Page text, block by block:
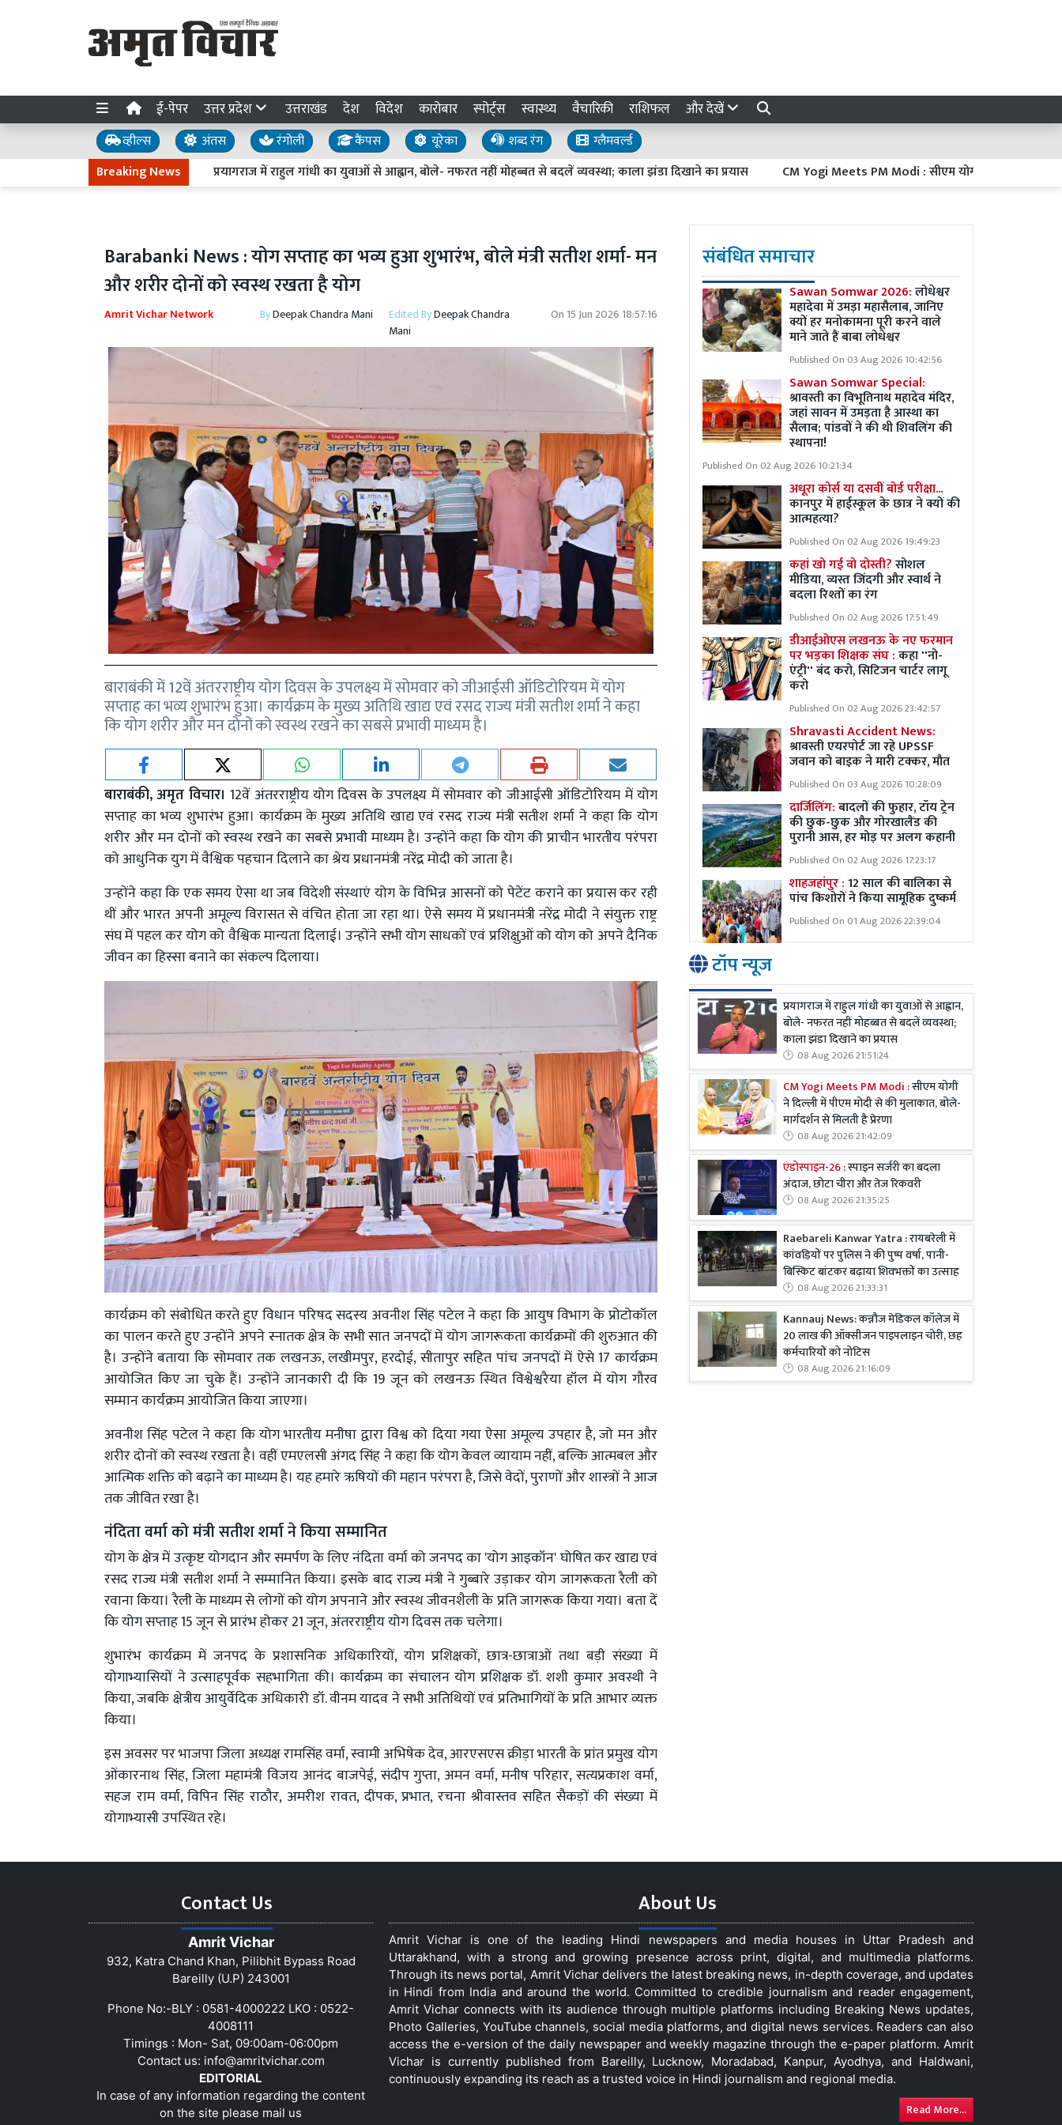
ई-पेपर उत्तर प्रदेश उत्तराखंड देश विदेश कारोबार स्पोर्ट्स स्वास्थ्य वैचारिकी राशिफल और देखें
व्हील्स अंतस रंगोली कैंपस यूरेका शब्द रंग
ग्लैमवर्ल्ड
Breaking Newsप्रयागराज में राहुल गांधी का युवाओं से आह्वान, बोले- नफरत नहीं मोहब्बत से बदलें व्यवस्था; काला झंडा दिखाने का प्रयास CM Yogi Meets PM Modi : सीएम योगी ने दिल्ली में पीएम मोदी से
Barabanki News : योग सप्ताह का भव्य हुआ शुभारंभ, बोले मंत्री सतीश शर्मा- मन
और शरीर दोनों को स्वस्थ रखता है योग
Amrit Vichar Network ByDeepak Chandra Mani Edited ByDeepak Chandra
Mani
On 15 Jun 2026 18:57:16
बाराबंकी में 12वें अंतरराष्ट्रीय योग दिवस के उपलक्ष्य में सोमवार को जीआईसी ऑडिटोरियम में योग
सप्ताह का भव्य शुभारंभ हुआ। कार्यक्रम के मुख्य अतिथि खाद्य एवं रसद राज्य मंत्री सतीश शर्मा ने कहा
कि योग शरीर और मन दोनों को स्वस्थ रखने का सबसे प्रभावी माध्यम है।
बाराबंकी, अमृत विचार। 12वें अंतरराष्ट्रीय योग दिवस के उपलक्ष्य में सोमवार को जीआईसी ऑडिटोरियम में योग
सप्ताह का भव्य शुभारंभ हुआ। कार्यक्रम के मुख्य अतिथि खाद्य एवं रसद राज्य मंत्री सतीश शर्मा ने कहा कि योग
शरीर और मन दोनों को स्वस्थ रखने का सबसे प्रभावी माध्यम है। उन्होंने कहा कि योग की प्राचीन भारतीय परंपरा
को आधुनिक युग में वैश्विक पहचान दिलाने का श्रेय प्रधानमंत्री नरेंद्र मोदी को जाता है।
उन्होंने कहा कि एक समय ऐसा था जब विदेशी संस्थाएं योग के विभिन्न आसनों को पेटेंट कराने का प्रयास कर रही
थीं और भारत अपनी अमूल्य विरासत से वंचित होता जा रहा था। ऐसे समय में प्रधानमंत्री नरेंद्र मोदी ने संयुक्त राष्ट्र
संघ में पहल कर योग को वैश्विक मान्यता दिलाई। उन्होंने सभी योग साधकों एवं प्रशिक्षुओं को योग को अपने दैनिक
जीवन का हिस्सा बनाने का संकल्प दिलाया।
कार्यक्रम को संबोधित करते हुए विधान परिषद सदस्य अवनीश सिंह पटेल ने कहा कि आयुष विभाग के प्रोटोकॉल
का पालन करते हुए उन्होंने अपने स्नातक क्षेत्र के सभी सात जनपदों में योग जागरूकता कार्यक्रमों की शुरुआत की
है। उन्होंने बताया कि सोमवार तक लखनऊ, लखीमपुर, हरदोई, सीतापुर सहित पांच जनपदों में ऐसे 17 कार्यक्रम
आयोजित किए जा चुके हैं। उन्होंने जानकारी दी कि 19 जून को लखनऊ स्थित विश्वेश्वरैया हॉल में योग गौरव
सम्मान कार्यक्रम आयोजित किया जाएगा।
अवनीश सिंह पटेल ने कहा कि योग भारतीय मनीषा द्वारा विश्व को दिया गया ऐसा अमूल्य उपहार है, जो मन और
शरीर दोनों को स्वस्थ रखता है। वहीं एमएलसी अंगद सिंह ने कहा कि योग केवल व्यायाम नहीं, बल्कि आत्मबल और
आत्मिक शक्ति को बढ़ाने का माध्यम है। यह हमारे ऋषियों की महान परंपरा है, जिसे वेदों, पुराणों और शास्त्रों ने आज
तक जीवित रखा है।
नंदिता वर्मा को मंत्री सतीश शर्मा ने किया सम्मानित
योग के क्षेत्र में उत्कृष्ट योगदान और समर्पण के लिए नंदिता वर्मा को जनपद का 'योग आइकॉन' घोषित कर खाद्य एवं
रसद राज्य मंत्री सतीश शर्मा ने सम्मानित किया। इसके बाद राज्य मंत्री ने गुब्बारे उड़ाकर योग जागरूकता रैली को
रवाना किया। रैली के माध्यम से लोगों को योग अपनाने और स्वस्थ जीवनशैली के प्रति जागरूक किया गया। बता दें
कि योग सप्ताह 15 जून से प्रारंभ होकर 21 जून, अंतरराष्ट्रीय योग दिवस तक चलेगा।
शुभारंभ कार्यक्रम में जनपद के प्रशासनिक अधिकारियों, योग प्रशिक्षकों, छात्र-छात्राओं तथा बड़ी संख्या में
योगाभ्यासियों ने उत्साहपूर्वक सहभागिता की। कार्यक्रम का संचालन योग प्रशिक्षक डॉ. शशी कुमार अवस्थी ने
किया, जबकि क्षेत्रीय आयुर्वेदिक अधिकारी डॉ. वीनम यादव ने सभी अतिथियों एवं प्रतिभागियों के प्रति आभार व्यक्त
किया।
इस अवसर पर भाजपा जिला अध्यक्ष रामसिंह वर्मा, स्वामी अभिषेक देव, आरएसएस क्रीड़ा भारती के प्रांत प्रमुख योग
ओंकारनाथ सिंह, जिला महामंत्री विजय आनंद बाजपेई, संदीप गुप्ता, अमन वर्मा, मनीष परिहार, सत्यप्रकाश वर्मा,
सहज राम वर्मा, विपिन सिंह राठौर, अमरीश रावत, दीपक, प्रभात, रचना श्रीवास्तव सहित सैकड़ों की संख्या में
योगाभ्यासी उपस्थित रहे।
संबंधित समाचार
Sawan Somwar 2026:लोधेश्वर
महादेवा में उमड़ा महासैलाब, जानिए
क्यों हर मनोकामना पूरी करने वाले
माने जाते हैं बाबा लोधेश्वर
Published On 03 Aug 2026 10:42:56
Sawan Somwar Special:
श्रावस्ती का विभूतिनाथ महादेव मंदिर,
जहां सावन में उमड़ता है आस्था का
सैलाब; पांडवों ने की थी शिवलिंग की
स्थापना!
Published On 02 Aug 2026 10:21:34
अधूरा कोर्स या दसवीं बोर्ड परीक्षा...
कानपुर में हाईस्कूल के छात्र ने क्यों की
आत्महत्या?
Published On 02 Aug 2026 19:49:23
कहां खो गई वो दोस्ती?सोशल
मीडिया, व्यस्त जिंदगी और स्वार्थ ने
बदला रिश्तों का रंग
Published On 02 Aug 2026 17:51:49
डीआईओएस लखनऊ के नए फरमान
पर भड़का शिक्षक संघ :कहा ''नो-
एंट्री'' बंद करो, सिटिजन चार्टर लागू
करो
Published On 02 Aug 2026 23:42:57
Shravasti Accident News:
श्रावस्ती एयरपोर्ट जा रहे UPSSF
जवान को बाइक ने मारी टक्कर, मौत
Published On 03 Aug 2026 10:28:09
दार्जिलिंग:बादलों की फुहार, टॉय ट्रेन
की छुक-छुक और गोरखालैंड की
पुरानी आस, हर मोड़ पर अलग कहानी
Published On 02 Aug 2026 17:23:17
शाहजहांपुर :12 साल की बालिका से
पांच किशोरों ने किया सामूहिक दुष्कर्म
Published On 01 Aug 2026 22:39:04
टॉप न्यूज
प्रयागराज में राहुल गांधी का युवाओं से आह्वान,
बोले- नफरत नहीं मोहब्बत से बदलें व्यवस्था;
काला झंडा दिखाने का प्रयास
08 Aug 2026 21:51:24
CM Yogi Meets PM Modi :सीएम योगी
ने दिल्ली में पीएम मोदी से की मुलाकात, बोले-
मार्गदर्शन से मिलती है प्रेरणा
08 Aug 2026 21:42:09
एंडोस्पाइन-26 :स्पाइन सर्जरी का बदला
अंदाज, छोटा चीरा और तेज रिकवरी
08 Aug 2026 21:35:25
Raebareli Kanwar Yatra : रायबरेली में
कांवड़ियों पर पुलिस ने की पुष्प वर्षा, पानी-
बिस्किट बांटकर बढ़ाया शिवभक्तों का उत्साह
08 Aug 2026 21:33:31
Kannauj News: कन्नौज मेडिकल कॉलेज में
20 लाख की ऑक्सीजन पाइपलाइन चोरी, छह
कर्मचारियों को नोटिस
08 Aug 2026 21:16:09
Contact Us
Amrit Vichar
932, Katra Chand Khan, Pilibhit Bypass Road
Bareilly (U.P) 243001
Phone No:-BLY : 0581-4000222 LKO : 0522-
4008111
Timings : Mon- Sat, 09:00am-06:00pm
Contact us: info@amritvichar.com
EDITORIAL
In case of any information regarding the content
on the site please mail us
About Us
Amrit Vichar is one of the leading Hindi newspapers and media houses in Uttar Pradesh and
Uttarakhand, with a strong and growing presence across print, digital, and multimedia platforms.
Through its news portal, Amrit Vichar delivers the latest breaking news, in-depth coverage, and updates
in Hindi from India and around the world. Committed to credible journalism and reader engagement,
Amrit Vichar connects with its audience through multiple platforms including Breaking News updates,
Photo Galleries, YouTube channels, social media platforms, and digital news services. Readers can also
access the e-version of the daily newspaper and weekly magazine through the e-paper platform. Amrit
Vichar is currently published from Bareilly, Lucknow, Moradabad, Kanpur, Ayodhya, and Haldwani,
continuously expanding its reach as a trusted voice in Hindi journalism and regional media.
Read More...